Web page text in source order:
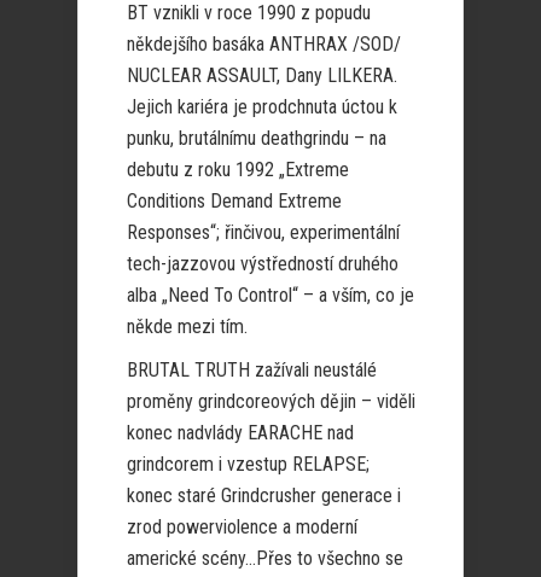
BT vznikli v roce 1990 z popudu
někdejšího basáka ANTHRAX /SOD/
NUCLEAR ASSAULT, Dany LILKERA.
Jejich kariéra je prodchnuta úctou k
punku, brutálnímu deathgrindu – na
debutu z roku 1992 „Extreme
Conditions Demand Extreme
Responses“; řinčivou, experimentální
tech-jazzovou výstředností druhého
alba „Need To Control“ – a vším, co je
někde mezi tím.
BRUTAL TRUTH zažívali neustálé
proměny grindcoreových dějin – viděli
konec nadvlády EARACHE nad
grindcorem i vzestup RELAPSE;
konec staré Grindcrusher generace i
zrod powerviolence a moderní
americké scény…Přes to všechno se